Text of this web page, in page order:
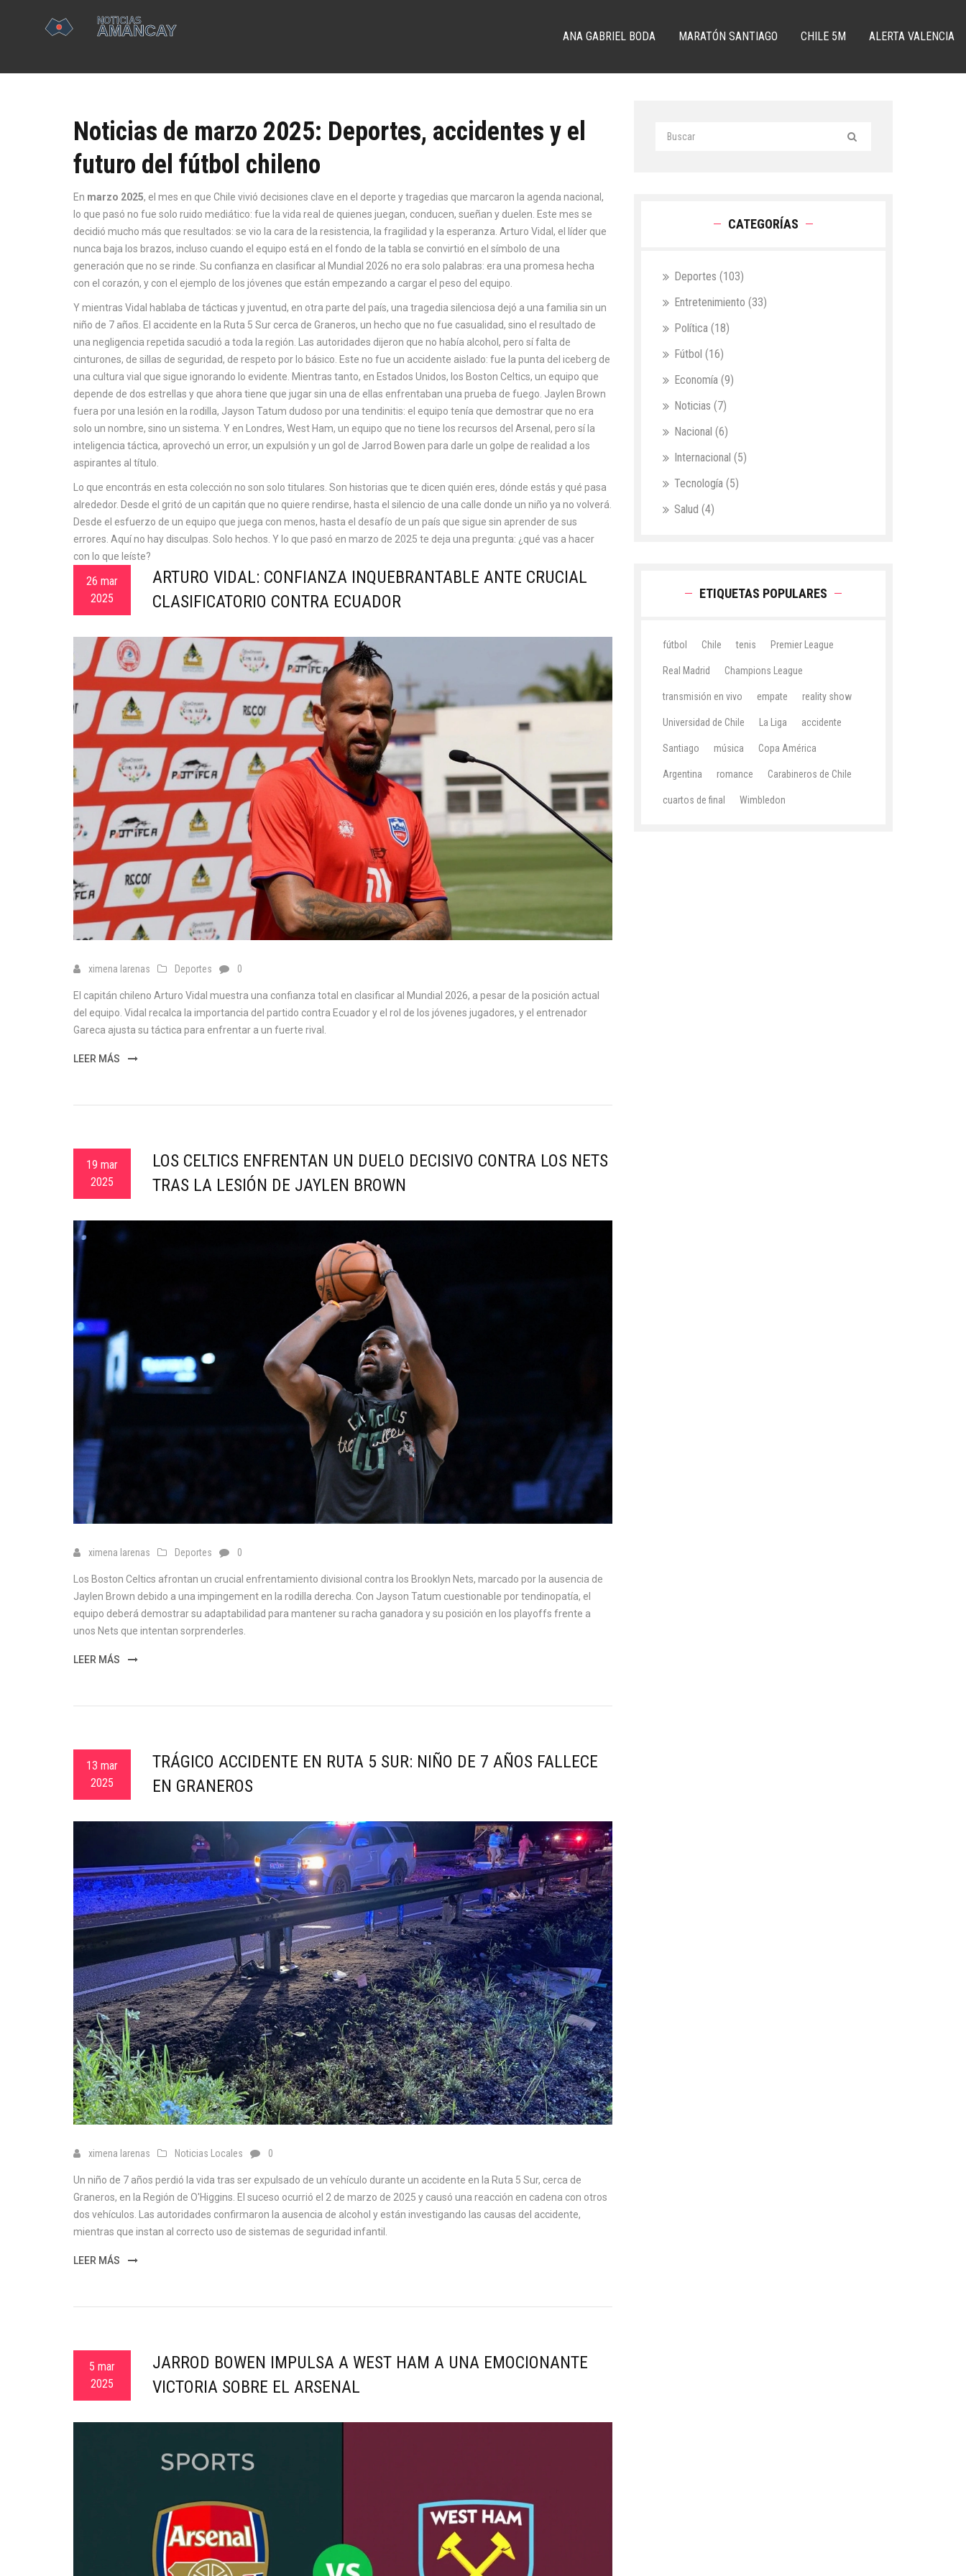
ANA GABRIEL BODA MARATÓN SANTIAGO CHILE 5M ALERTA VALENCIA
Noticias de marzo 2025: Deportes, accidentes y el
futuro del fútbol chileno
En marzo 2025, el mes en que Chile vivió decisiones clave en el deporte y tragedias que marcaron la agenda nacional ,
lo que pasó no fue solo ruido mediático: fue la vida real de quienes juegan, conducen, sueñan y duelen. Este mes se
decidió mucho más que resultados: se vio la cara de la resistencia, la fragilidad y la esperanza. Arturo Vidal , el líder que
nunca baja los brazos, incluso cuando el equipo está en el fondo de la tabla se convirtió en el símbolo de una
generación que no se rinde. Su confianza en clasificar al Mundial 2026 no era solo palabras: era una promesa hecha
con el corazón, y con el ejemplo de los jóvenes que están empezando a cargar el peso del equipo.
Y mientras Vidal hablaba de tácticas y juventud, en otra parte del país, una tragedia silenciosa dejó a una familia sin un
niño de 7 años. El accidente en la Ruta 5 Sur cerca de Graneros, un hecho que no fue casualidad, sino el resultado de
una negligencia repetida sacudió a toda la región. Las autoridades dijeron que no había alcohol, pero sí falta de
cinturones, de sillas de seguridad, de respeto por lo básico. Este no fue un accidente aislado: fue la punta del iceberg de
una cultura vial que sigue ignorando lo evidente. Mientras tanto, en Estados Unidos, los Boston Celtics, un equipo que
depende de dos estrellas y que ahora tiene que jugar sin una de ellas enfrentaban una prueba de fuego. Jaylen Brown
fuera por una lesión en la rodilla, Jayson Tatum dudoso por una tendinitis: el equipo tenía que demostrar que no era
solo un nombre, sino un sistema. Y en Londres, West Ham, un equipo que no tiene los recursos del Arsenal, pero sí la
inteligencia táctica, aprovechó un error, un expulsión y un gol de Jarrod Bowen para darle un golpe de realidad a los
aspirantes al título.
Lo que encontrás en esta colección no son solo titulares. Son historias que te dicen quién eres, dónde estás y qué pasa
alrededor. Desde el gritó de un capitán que no quiere rendirse, hasta el silencio de una calle donde un niño ya no volverá.
Desde el esfuerzo de un equipo que juega con menos, hasta el desafío de un país que sigue sin aprender de sus
errores. Aquí no hay disculpas. Solo hechos. Y lo que pasó en marzo de 2025 te deja una pregunta: ¿qué vas a hacer
con lo que leíste?
26 mar
2025
ARTURO VIDAL: CONFIANZA INQUEBRANTABLE ANTE CRUCIAL
CLASIFICATORIO CONTRA ECUADOR
ximena larenas Deportes 0
El capitán chileno Arturo Vidal muestra una confianza total en clasificar al Mundial 2026, a pesar de la posición actual
del equipo. Vidal recalca la importancia del partido contra Ecuador y el rol de los jóvenes jugadores, y el entrenador
Gareca ajusta su táctica para enfrentar a un fuerte rival.
LEER MÁS
19 mar
2025
LOS CELTICS ENFRENTAN UN DUELO DECISIVO CONTRA LOS NETS
TRAS LA LESIÓN DE JAYLEN BROWN
ximena larenas Deportes 0
Los Boston Celtics afrontan un crucial enfrentamiento divisional contra los Brooklyn Nets, marcado por la ausencia de
Jaylen Brown debido a una impingement en la rodilla derecha. Con Jayson Tatum cuestionable por tendinopatía, el
equipo deberá demostrar su adaptabilidad para mantener su racha ganadora y su posición en los playoffs frente a
unos Nets que intentan sorprenderles.
LEER MÁS
13 mar
2025
TRÁGICO ACCIDENTE EN RUTA 5 SUR: NIÑO DE 7 AÑOS FALLECE
EN GRANEROS
ximena larenas Noticias Locales 0
Un niño de 7 años perdió la vida tras ser expulsado de un vehículo durante un accidente en la Ruta 5 Sur, cerca de
Graneros, en la Región de O'Higgins. El suceso ocurrió el 2 de marzo de 2025 y causó una reacción en cadena con otros
dos vehículos. Las autoridades confirmaron la ausencia de alcohol y están investigando las causas del accidente,
mientras que instan al correcto uso de sistemas de seguridad infantil.
LEER MÁS
5 mar
2025
JARROD BOWEN IMPULSA A WEST HAM A UNA EMOCIONANTE
VICTORIA SOBRE EL ARSENAL
CATEGORÍAS
Deportes (103)
Entretenimiento (33)
Política (18)
Fútbol (16)
Economía (9)
Noticias (7)
Nacional (6)
Internacional (5)
Tecnología (5)
Salud (4)
ETIQUETAS POPULARES
fútbol Chile tenis Premier League
Real Madrid Champions League
transmisión en vivo empate reality show
Universidad de Chile La Liga accidente
Santiago música Copa América
Argentina romance Carabineros de Chile
cuartos de final Wimbledon